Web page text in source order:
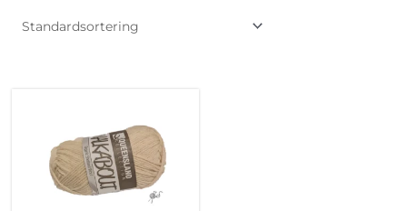
produkten
har
flera
varianter.